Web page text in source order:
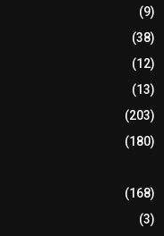
(9)
(38)
(12)
(13)
(203)
(180)
(168)
(3)